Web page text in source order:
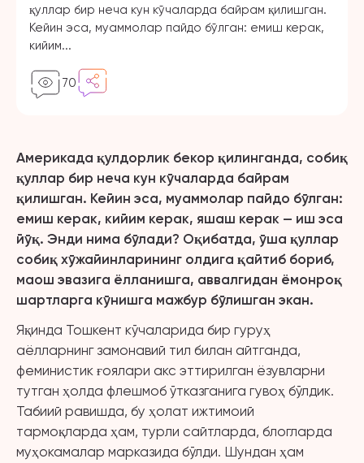
қуллар бир неча кун кўчаларда байрам қилишган.
Кейин эса, муаммолар пайдо бўлган: емиш керак,
кийим...
70
Америкада қулдорлик бекор қилинганда, собиқ
қуллар бир неча кун кўчаларда байрам
қилишган. Кейин эса, муаммолар пайдо бўлган:
емиш керак, кийим керак, яшаш керак — иш эса
йўқ. Энди нима бўлади? Оқибатда, ўша қуллар
собиқ хўжайинларининг олдига қайтиб бориб,
маош эвазига ёлланишга, аввалгидан ёмонроқ
шартларга кўнишга мажбур бўлишган экан.
Яқинда Тошкент кўчаларида бир гуруҳ
аёлларнинг замонавий тил билан айтганда,
феминистик ғоялари акс эттирилган ёзувларни
тутган ҳолда флешмоб ўтказганига гувоҳ бўлдик.
Табиий равишда, бу ҳолат ижтимоий
тармоқларда ҳам, турли сайтларда, блогларда
муҳокамалар марказида бўлди. Шундан ҳам